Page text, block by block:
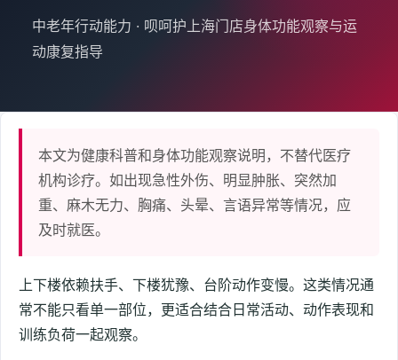
中老年行动能力 · 呗呵护上海门店身体功能观察与运
动康复指导
本文为健康科普和身体功能观察说明，不替代医疗
机构诊疗。如出现急性外伤、明显肿胀、突然加
重、麻木无力、胸痛、头晕、言语异常等情况，应
及时就医。
上下楼依赖扶手、下楼犹豫、台阶动作变慢。这类情况通
常不能只看单一部位，更适合结合日常活动、动作表现和
训练负荷一起观察。